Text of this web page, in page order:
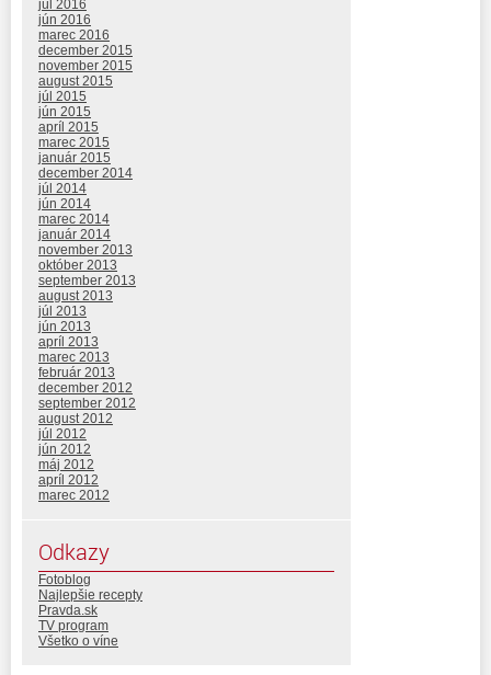
júl 2016
jún 2016
marec 2016
december 2015
november 2015
august 2015
júl 2015
jún 2015
apríl 2015
marec 2015
január 2015
december 2014
júl 2014
jún 2014
marec 2014
január 2014
november 2013
október 2013
september 2013
august 2013
júl 2013
jún 2013
apríl 2013
marec 2013
február 2013
december 2012
september 2012
august 2012
júl 2012
jún 2012
máj 2012
apríl 2012
marec 2012
Odkazy
Fotoblog
Najlepšie recepty
Pravda.sk
TV program
Všetko o víne